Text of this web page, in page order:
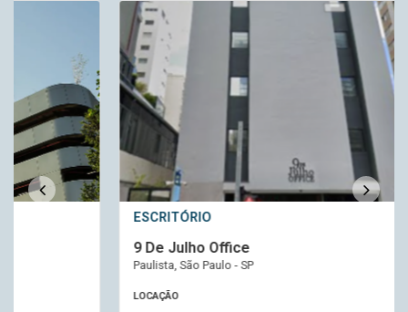
9 De Julho Office
Paulista, São Paulo - SP